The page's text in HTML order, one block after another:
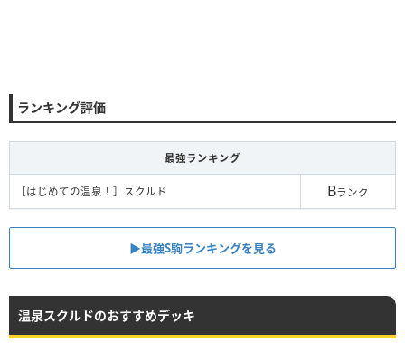
ランキング評価
最強ランキング
［はじめての温泉！］スクルド Bランク
▶︎最強S駒ランキングを見る
温泉スクルドのおすすめデッキ